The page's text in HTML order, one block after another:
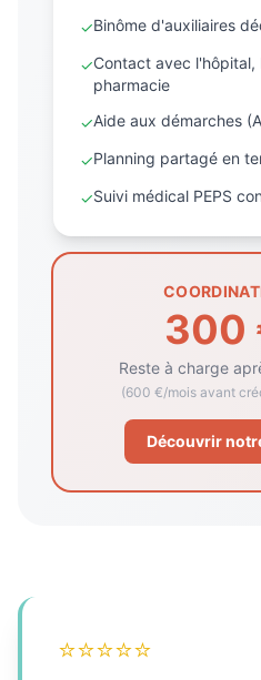
✓Binôme d'auxiliaires
✓Contact avec l'hôpital,
pharmacie
✓Aide aux démarches
✓Planning partagé en
✓Suivi médical PEPS
300
Reste à charge
(600 €/mois avant
Découvrir
⭐⭐⭐⭐⭐